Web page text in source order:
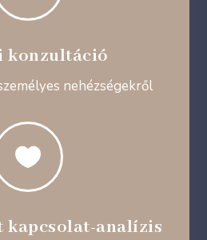
konzultáció
nehézségekről

kapcsolat-analízis